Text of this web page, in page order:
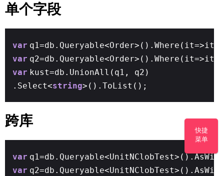
单个字段
var
var
var kust=db.UnionAll(q1, q2)
.Select<string>().ToList();
跨库
var
var
快捷
菜单